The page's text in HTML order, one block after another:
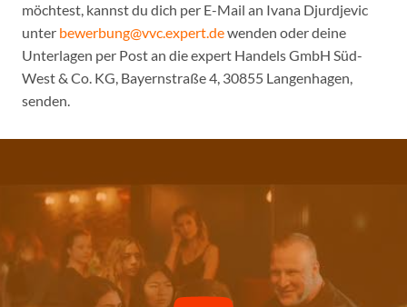
möchtest, kannst du dich per E-Mail an Ivana Djurdjevic
unter bewerbung@vvc.expert.dewenden oder deine
Unterlagen per Post an die expert Handels GmbH Süd-
West & Co. KG, Bayernstraße 4, 30855 Langenhagen,
senden.